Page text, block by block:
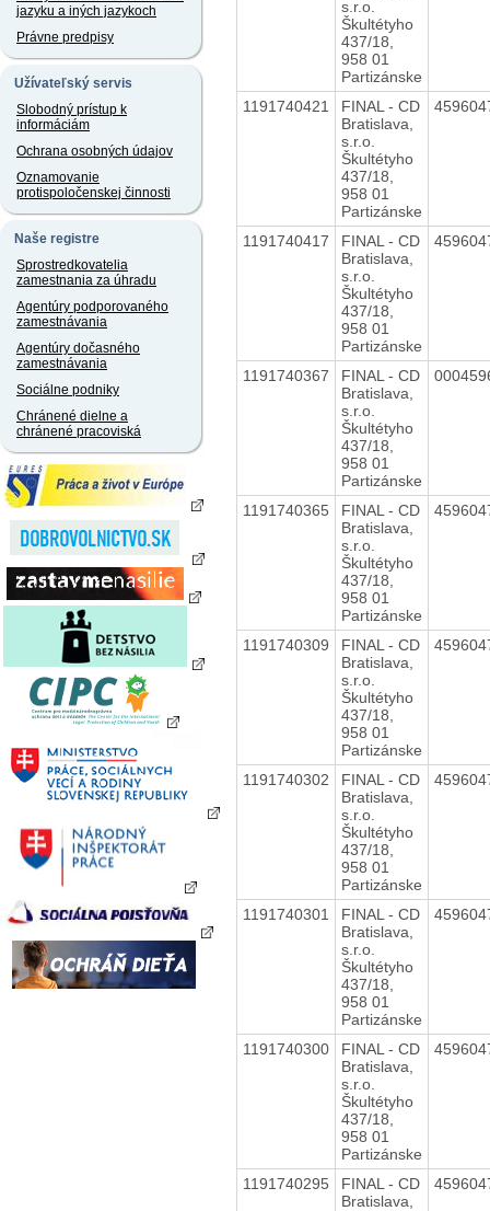
jazyku a iných jazykoch
Právne predpisy
Užívateľský servis
Slobodný prístup k
informáciám
Ochrana osobných údajov
Oznamovanie
protispoločenskej činnosti
Naše registre
Sprostredkovatelia
zamestnania za úhradu
Agentúry podporovaného
zamestnávania
Agentúry dočasného
zamestnávania
Sociálne podniky
Chránené dielne a
chránené pracoviská
s.r.o.
Škultétyho
437/18,
958 01
Partizánske
1191740421
FINAL - CD
Bratislava,
s.r.o.
Škultétyho
437/18,
958 01
Partizánske
1191740417
FINAL - CD
Bratislava,
s.r.o.
Škultétyho
437/18,
958 01
Partizánske
1191740367
FINAL - CD
Bratislava,
s.r.o.
Škultétyho
437/18,
958 01
Partizánske
1191740365
FINAL - CD
Bratislava,
s.r.o.
Škultétyho
437/18,
958 01
Partizánske
1191740309
FINAL - CD
Bratislava,
s.r.o.
Škultétyho
437/18,
958 01
Partizánske
1191740302
FINAL - CD
Bratislava,
s.r.o.
Škultétyho
437/18,
958 01
Partizánske
1191740301
FINAL - CD
Bratislava,
s.r.o.
Škultétyho
437/18,
958 01
Partizánske
1191740300
FINAL - CD
Bratislava,
s.r.o.
Škultétyho
437/18,
958 01
Partizánske
1191740295
FINAL - CD
Bratislava,